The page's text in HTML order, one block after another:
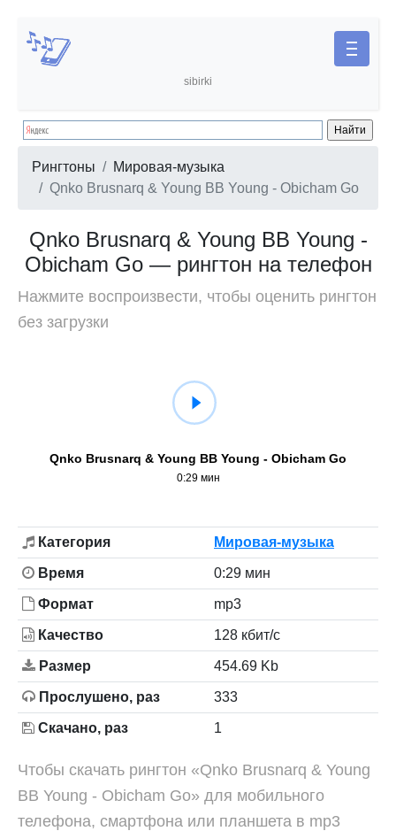
sibirki
Рингтоны
Мировая-музыка
Qnko Brusnarq & Young BB Young - Obicham Go
Qnko Brusnarq & Young BB Young -
Obicham Go — рингтон на телефон
Нажмите воспроизвести, чтобы оценить рингтон
без загрузки
Qnko Brusnarq & Young BB Young - Obicham Go
0:29 мин
Категория Мировая-музыка
Время 0:29 мин
Формат mp3
Качество 128 кбит/с
Размер 454.69 Kb
Прослушено, раз 333
Скачано, раз 1
Чтобы скачать рингтон «Qnko Brusnarq & Young
BB Young - Obicham Go» для мобильного
телефона, смартфона или планшета в mp3